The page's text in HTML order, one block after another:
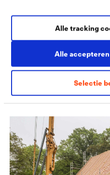
Alle
Selectie
Alle tracking